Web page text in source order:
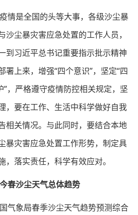
是全国的头等大事，各级沙尘暴
沙尘暴灾害应急处置的工作人员，
到习近平总书记重要指示批示精神
署上来，增强“四个意识”，坚定“四
”，严格遵守疫情防控相关规定，坚
，要在工作、生活中科学做好自我
相关情况。与此同时，要结合本地
暴灾害应急处置工作形势，制定具
落实责任，科学有效应对。
春沙尘天气总体趋势
象局春季沙尘天气趋势预测综合